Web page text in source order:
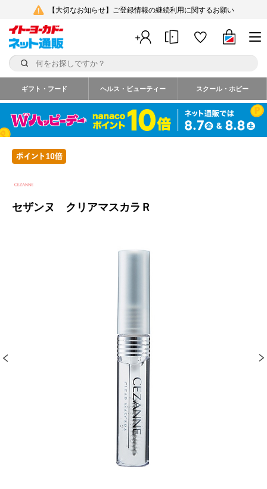
【大切なお知らせ】ご登録情報の継続利用に関するお願い
ギフト・フード ヘルス・ビューティー スクール・ホビー
セザンヌ クリアマスカラＲ